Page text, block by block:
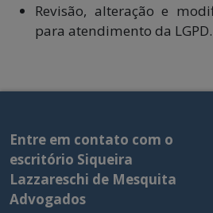
Revisão, alteração e
para atendimento da LGPD.
Entre em contato com o
escritório Siqueira
Lazzareschi de Mesquita
Advogados